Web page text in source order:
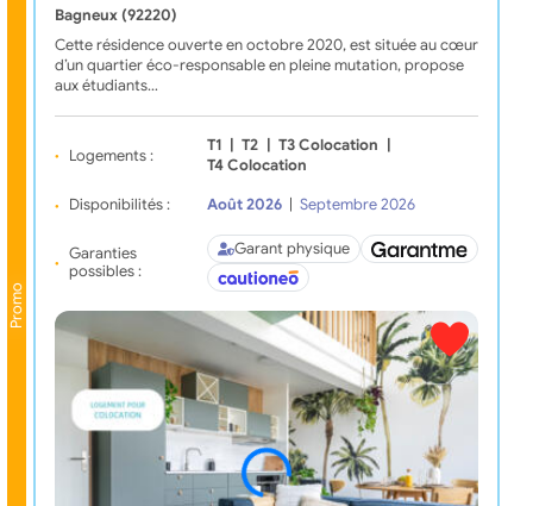
Promo
Bagneux (92220)
Cette résidence ouverte en octobre 2020, est située au cœur
d’un quartier éco-responsable en pleine mutation, propose
aux étudiants…
Logements :
T1 T2 T3 Colocation
T4 Colocation
Disponibilités : Août 2026 Septembre 2026
Garanties
possibles :
Garant physique